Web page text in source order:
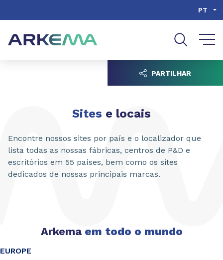
PT
Sites e locais
Encontre nossos sites por país e o localizador que
lista todas as nossas fábricas, centros de P&D e
escritórios em 55 países, bem como os sites
dedicados de nossas principais marcas.
PARTILHAR
Arkema em todo o mundo
EUROPE